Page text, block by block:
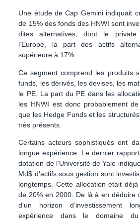
Une étude de Cap Gemini indiquait
de 15% des fonds des HNWI sont
dites alternatives , dont le private
l’Europe, la part des actifs
supérieure à 17%.
Ce segment comprend les produits
funds, les dérivés, les devises, les
le PE.
La part du PE dans les
les HNWI est donc probablement
que les Hedge Funds et les
très présents.
Certains acteurs sophistiqués ont
longue expérience. Le dernier
dotation de l’Université de Yale
Md$ d’actifs sous gestion sont investis
longtemps. Cette allocation était
de 20% en 2000. De là à en déduire
d’un horizon d’investissement
expérience dans le domaine